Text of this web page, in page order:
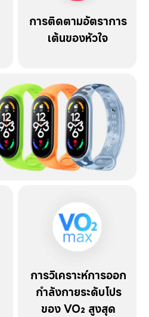
การติดตามอัตราการ
เต้นของหัวใจ
การวิเคราะห์การออก
กำลังกายระดับโปร
ของ VO₂ สูงสุด